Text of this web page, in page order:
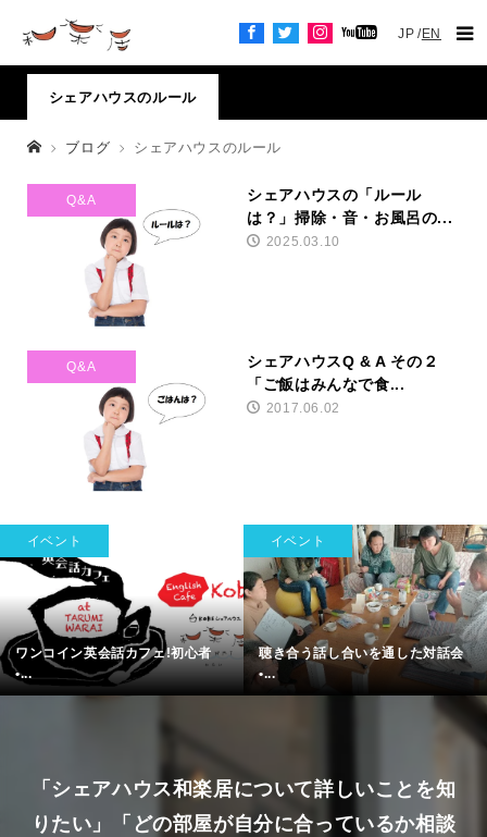
JP EN
シェアハウスのルール
ブログ シェアハウスのルール
Q&A
シェアハウスの「ルール
は？」掃除・音・お風呂の...
2025.03.10
Q&A
シェアハウスQ & A その２
「ご飯はみんなで食...
2017.06.02
イベント
ワンコイン英会話カフェ!初心者
•...
イベント
聴き合う話し合いを通した対話会
•...
「シェアハウス和楽居について詳しいことを知
りたい」
「どの部屋が自分に合っているか相談